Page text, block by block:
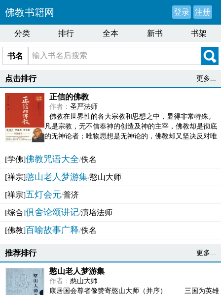
佛教书籍网 登录 注册
分类 排行 全本 新书 书架
书名
点击排行 更多...
正信的佛教
作者： 圣严法师
佛教在世界性的各大宗教和思想之中，显得非常特殊。
凡是宗教，无不信奉神的创造及神的主宰，佛教却是彻底
的无神论者；唯物思想是无神论的，佛教却又坚决反对唯
[学佛]佛教咒语大全/佚名
[禅宗]憨山老人梦游集/憨山大师
[禅宗]五灯会元/普济
[综合]俱舍论颂讲记/演培法师
[佛教]百喻故事广释/佚名
推荐排行 更多...
憨山老人梦游集
作者： 憨山大师
康居国会尊者像赞寄憨山大师（并序） 三国为英雄